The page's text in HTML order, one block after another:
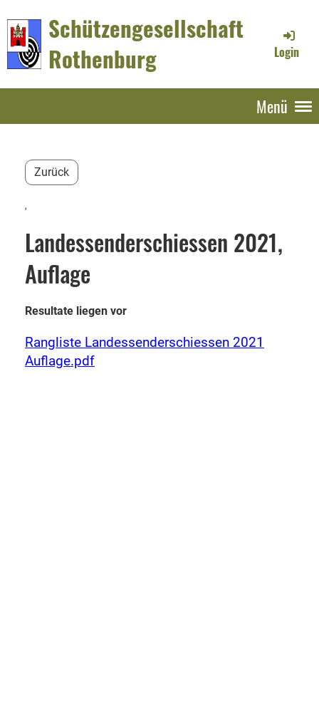
Schützengesellschaft
Rothenburg
Login
Menü
Zurück
,
Landessenderschiessen 2021,
Auflage
Resultate liegen vor
Rangliste Landessenderschiessen 2021
Auflage.pdf